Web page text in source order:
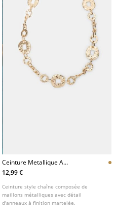
Ceinture Metallique A
Anneaux Marteles
12,99 €
Ceinture style chaîne composée de
maillons métalliques avec détail
d'anneaux à finition martelée.